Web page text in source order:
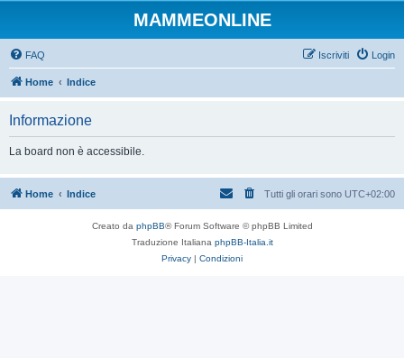
MAMMEONLINE
FAQ Login
Iscriviti
Home Indice
Informazione
La board non è accessibile.
Home Indice Tutti gli orari sono UTC+02:00
Creato da phpBB® Forum Software © phpBB Limited
Traduzione Italiana phpBB-Italia.it
Privacy | Condizioni